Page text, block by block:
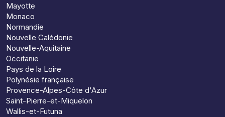
Mayotte
Monaco
Normandie
Nouvelle Calédonie
Nouvelle-Aquitaine
Occitanie
Pays de la Loire
Polynésie française
Provence-Alpes-Côte d'Azur
Saint-Pierre-et-Miquelon
Wallis-et-Futuna